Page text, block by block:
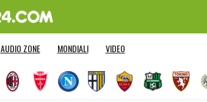
AUDIO ZONE MONDIALI VIDEO